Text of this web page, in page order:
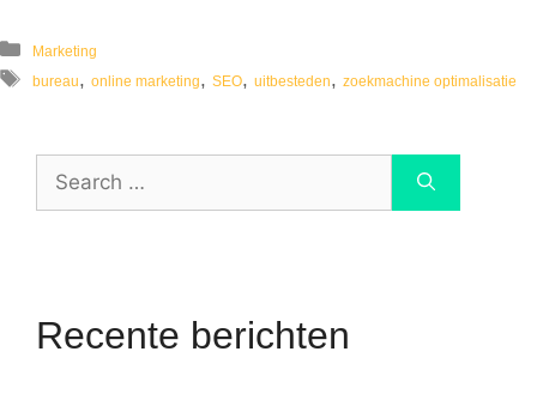
Marketing
bureau,online marketing,SEO,uitbesteden,zoekmachine optimalisatie
Recente berichten